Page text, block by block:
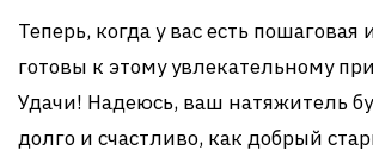
Теперь, когда у вас есть
готовы к этому увлекательному
Удачи! Надеюсь, ваш натяжитель
долго и счастливо, как добрый